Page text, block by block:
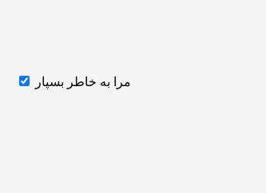
مرا به خاطر بسپار